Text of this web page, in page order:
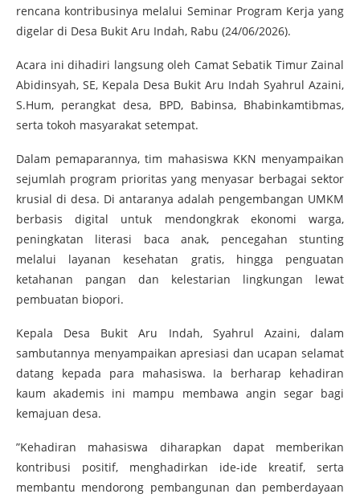
rencana kontribusinya melalui Seminar Program Kerja yang
digelar di Desa Bukit Aru Indah, Rabu (24/06/2026).
​Acara ini dihadiri langsung oleh Camat Sebatik Timur Zainal
Abidinsyah, SE, Kepala Desa Bukit Aru Indah Syahrul Azaini,
S.Hum, perangkat desa, BPD, Babinsa, Bhabinkamtibmas,
serta tokoh masyarakat setempat.
​Dalam pemaparannya, tim mahasiswa KKN menyampaikan
sejumlah program prioritas yang menyasar berbagai sektor
krusial di desa. Di antaranya adalah pengembangan UMKM
berbasis digital untuk mendongkrak ekonomi warga,
peningkatan literasi baca anak, pencegahan stunting
melalui layanan kesehatan gratis, hingga penguatan
ketahanan pangan dan kelestarian lingkungan lewat
pembuatan biopori.
​Kepala Desa Bukit Aru Indah, Syahrul Azaini, dalam
sambutannya menyampaikan apresiasi dan ucapan selamat
datang kepada para mahasiswa. Ia berharap kehadiran
kaum akademis ini mampu membawa angin segar bagi
kemajuan desa.
​”Kehadiran mahasiswa diharapkan dapat memberikan
kontribusi positif, menghadirkan ide-ide kreatif, serta
membantu mendorong pembangunan dan pemberdayaan